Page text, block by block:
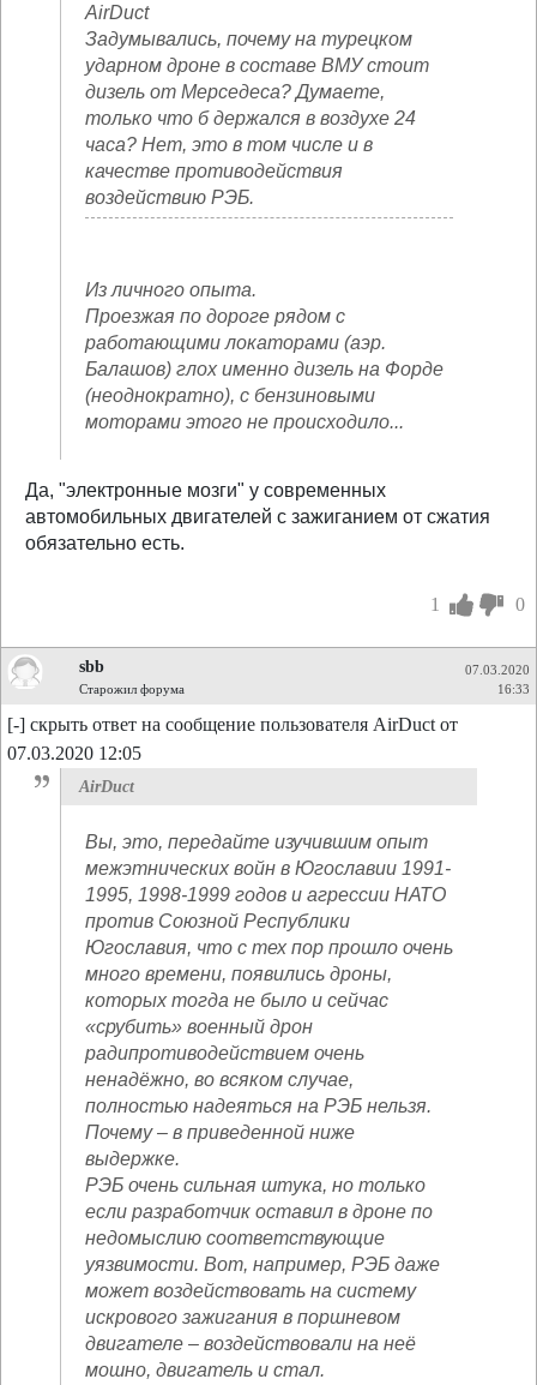
AirDuct
Задумывались, почему на турецком
ударном дроне в составе ВМУ стоит
дизель от Мерседеса? Думаете,
только что б держался в воздухе 24
часа? Нет, это в том числе и в
качестве противодействия
воздействию РЭБ.
Из личного опыта.
Проезжая по дороге рядом с
работающими локаторами (аэр.
Балашов) глох именно дизель на Форде
(неоднократно), с бензиновыми
моторами этого не происходило...
Да, "электронные мозги" у современных
автомобильных двигателей с зажиганием от сжатия
обязательно есть.
1 0
sbb
Старожил форума
07.03.2020
16:33
[-] скрыть ответ на сообщение пользователя AirDuct от
07.03.2020 12:05
AirDuct
Вы, это, передайте изучившим опыт
межэтнических войн в Югославии 1991-
1995, 1998-1999 годов и агрессии НАТО
против Союзной Республики
Югославия, что с тех пор прошло очень
много времени, появились дроны,
которых тогда не было и сейчас
«срубить» военный дрон
радипротиводействием очень
ненадёжно, во всяком случае,
полностью надеяться на РЭБ нельзя.
Почему – в приведенной ниже
выдержке.
РЭБ очень сильная штука, но только
если разработчик оставил в дроне по
недомыслию соответствующие
уязвимости. Вот, например, РЭБ даже
может воздействовать на систему
искрового зажигания в поршневом
двигателе – воздействовали на неё
мошно, двигатель и стал.